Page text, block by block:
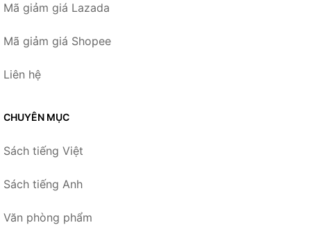
Mã giảm giá Lazada
Mã giảm giá Shopee
Liên hệ
CHUYÊN MỤC
Sách tiếng Việt
Sách tiếng Anh
Văn phòng phẩm